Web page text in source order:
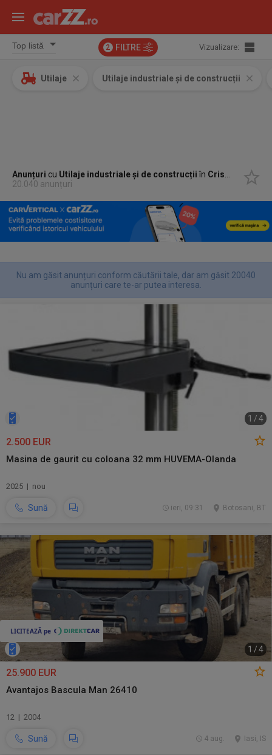
2 FILTRE Vizualizare:
Utilaje Utilaje industriale și de construcții
Anunțuri cu Utilaje industriale și de construcțiiîn Criseni, Salaj
20.040 anunțuri
Nu am găsit anunțuri conform căutării tale, dar am găsit 20040
anunțuri care te-ar putea interesa.
1 /4
2.500 EUR
Masina de gaurit cu coloana 32 mm HUVEMA-Olanda
2025 | nou
Sună Botosani, BT
ieri, 09:31
1 /4
25.900 EUR
Avantajos Bascula Man 26410
12 | 2004
Sună Iasi, IS
4 aug.